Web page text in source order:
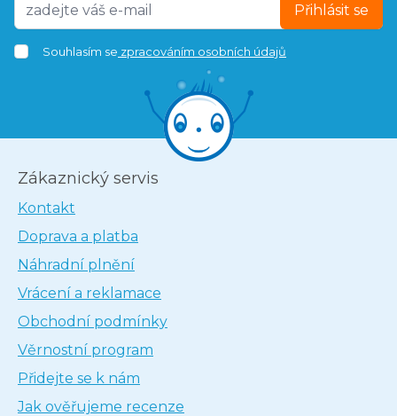
Přihlásit se
Souhlasím se zpracováním osobních údajů
Zákaznický servis
Kontakt
Doprava a platba
Náhradní plnění
Vrácení a reklamace
Obchodní podmínky
Věrnostní program
Přidejte se k nám
Jak ověřujeme recenze